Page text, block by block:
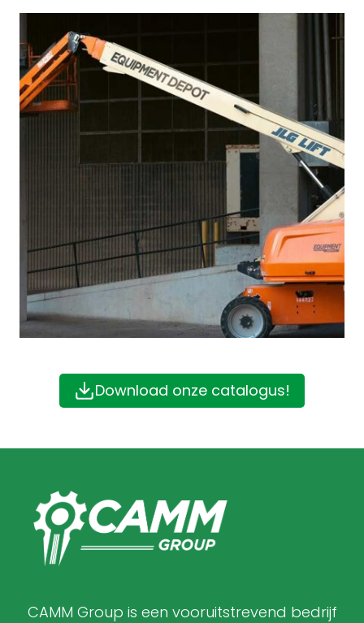
Download onze catalogus!
CAMM Group is een vooruitstrevend bedrijf